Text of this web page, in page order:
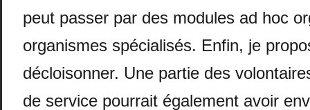
peut passer par des modules ad hoc
organismes spécialisés. Enfin, je
décloisonner. Une partie des
de service pourrait également avoir